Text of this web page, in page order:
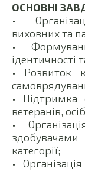
ОСНОВНІ
•
виховних та
•
ідентичності
• Розвиток
• Підтримка
ветеранів,
•
здобувачами
категорії;
•